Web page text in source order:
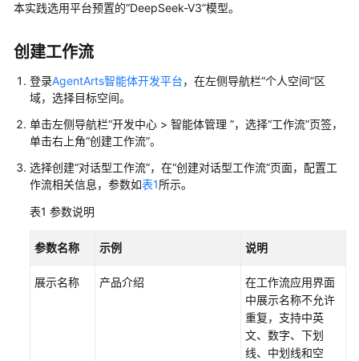
汇
型
实
践
作
流
实
估
本实践选用平台预置的“DeepSeek-V3”模型。
创建工作流
登录AgentArts智能体开发平台，在左侧导航栏“个人空间”区
域，选择目标空间。
单击左侧导航栏“开发中心 > 智能体管理 ”，选择“工作流”页签，
单击右上角“创建工作流”。
选择创建“对话型工作流”，在“创建对话型工作流”页面，配置工
作流相关信息，参数如表1所示。
表1 参数说明
参数名称 示例 说明
展示名称 产品介绍
在工作流应用界面
中展示名称不允许
重复，支持中英
文、数字、下划
线、中划线和空